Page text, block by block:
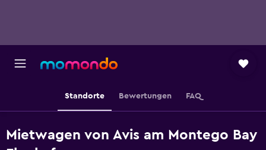
Standorte Bewertungen FAQ
Mietwagen von Avis am Montego Bay